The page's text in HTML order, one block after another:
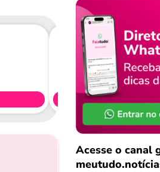
Acesse o canal